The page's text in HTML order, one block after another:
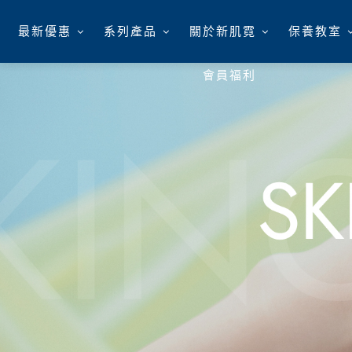
最新優惠 系列產品 關於新肌霓 保養教室
會員福利